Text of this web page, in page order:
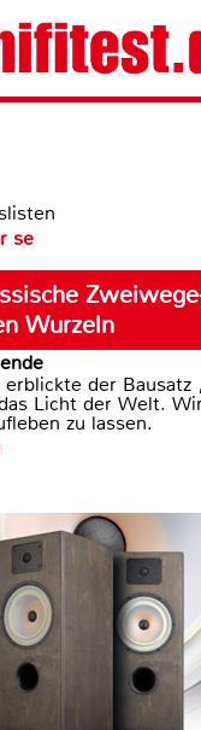
se
Wurzeln
erblickte der
Licht der Welt.
zu lassen.